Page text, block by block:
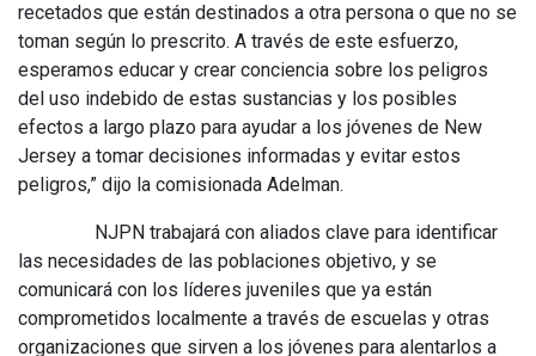
recetados que están destinados a otra persona o que no se
toman según lo prescrito. A través de este esfuerzo,
esperamos educar y crear conciencia sobre los peligros
del uso indebido de estas sustancias y los posibles
efectos a largo plazo para ayudar a los jóvenes de New
Jersey a tomar decisiones informadas y evitar estos
peligros,” dijo la comisionada Adelman.
NJPN trabajará con aliados clave para identificar
las necesidades de las poblaciones objetivo, y se
comunicará con los líderes juveniles que ya están
comprometidos localmente a través de escuelas y otras
organizaciones que sirven a los jóvenes para alentarlos a